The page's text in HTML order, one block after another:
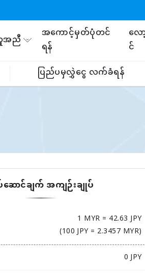
ညီ
အကောင့်မှတ်ပုံတင်
ရန်
လေ
င်
ပြည်ပမှလွှဲငွေ လက်ခံရန်
ောင်ချက် အကျဉ်းချုပ်
1 MYR = 42.63 JPY
(100 JPY = 2.3457 MYR)
0JPY